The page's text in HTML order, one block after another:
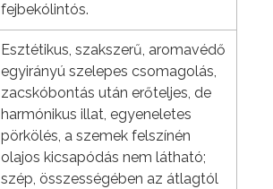
fejbekólintós.
Esztétikus, szakszerű, aromavédő
egyirányú szelepes csomagolás,
zacskóbontás után erőteljes, de
harmónikus illat, egyeneletes
pörkölés, a szemek felszínén
olajos kicsapódás nem látható;
szép, összességében az átlagtól